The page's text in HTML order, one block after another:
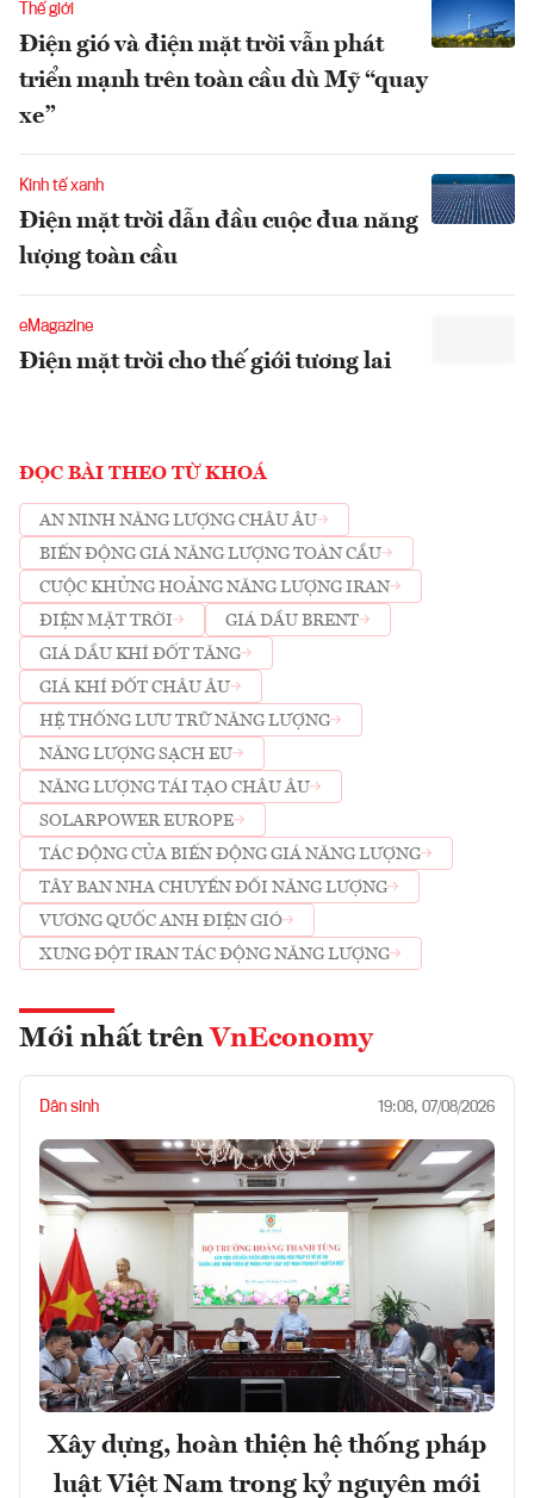
Thế giới
Điện gió và điện mặt trời vẫn phát
triển mạnh trên toàn cầu dù Mỹ “quay
xe”
Kinh tế xanh
Điện mặt trời dẫn đầu cuộc đua năng
lượng toàn cầu
eMagazine
Điện mặt trời cho thế giới tương lai
ĐỌC BÀI THEO TỪ KHOÁ
AN NINH NĂNG LƯỢNG CHÂU ÂU
BIẾN ĐỘNG GIÁ NĂNG LƯỢNG TOÀN CẦU
CUỘC KHỦNG HOẢNG NĂNG LƯỢNG IRAN
ĐIỆN MẶT TRỜI
GIÁ DẦU BRENT
GIÁ DẦU KHÍ ĐỐT TĂNG
GIÁ KHÍ ĐỐT CHÂU ÂU
HỆ THỐNG LƯU TRỮ NĂNG LƯỢNG
NĂNG LƯỢNG SẠCH EU
NĂNG LƯỢNG TÁI TẠO CHÂU ÂU
SOLARPOWER EUROPE
TÁC ĐỘNG CỦA BIẾN ĐỘNG GIÁ NĂNG LƯỢNG
TÂY BAN NHA CHUYỂN ĐỔI NĂNG LƯỢNG
VƯƠNG QUỐC ANH ĐIỆN GIÓ
XUNG ĐỘT IRAN TÁC ĐỘNG NĂNG LƯỢNG
Mới nhất trên VnEconomy
Dân sinh 19:08, 07/08/2026
Xây dựng, hoàn thiện hệ thống pháp
luật Việt Nam trong kỷ nguyên mới